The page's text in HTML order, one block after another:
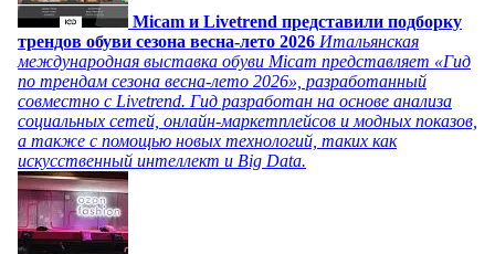
Micam и Livetrend представили подборку
трендов обуви сезона весна-лето 2026 Итальянская
международная выставка обуви Micam представляет «Гид
по трендам сезона весна-лето 2026», разработанный
совместно с Livetrend. Гид разработан на основе анализа
социальных сетей, онлайн-маркетплейсов и модных показов,
а также с помощью новых технологий, таких как
искусственный интеллект и Big Data.